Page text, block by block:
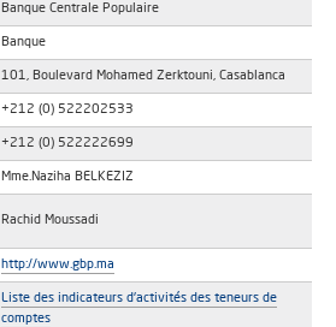
Banque Centrale Populaire
Banque
101, Boulevard Mohamed Zerktouni, Casablanca
+212 (0) 522202533
+212 (0) 522222699
Mme.Naziha BELKEZIZ
Rachid Moussadi
http://www.gbp.ma
Liste des indicateurs d'activités des teneurs de
comptes